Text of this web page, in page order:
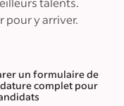
pour y arriver.
un formulaire de
complet pour